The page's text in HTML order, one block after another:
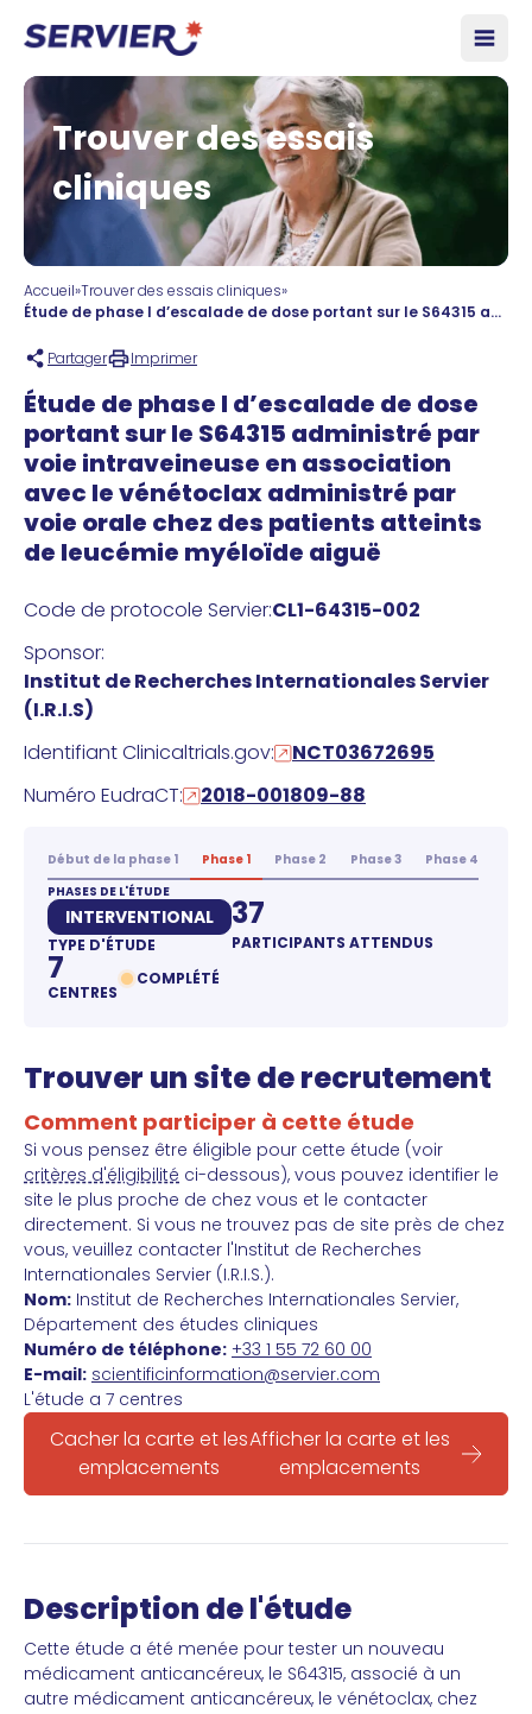
Trouver des essais
cliniques
Accueil»Trouver des essais cliniques»
Étude de phase I d’escalade de dose portant sur le S64315 administré par voie intraveineuse en association avec le vénétoclax administré par voie orale chez des patients atteints de leucémie myéloïde aiguë
Étude de phase I d’escalade de dose
portant sur le S64315 administré par
voie intraveineuse en association
avec le vénétoclax administré par
voie orale chez des patients atteints
de leucémie myéloïde aiguë
Partager Imprimer
Code de protocole Servier:CL1-64315-002
Sponsor:
Institut de Recherches Internationales Servier
(I.R.I.S)
Identifiant Clinicaltrials.gov:
NCT03672695
Numéro EudraCT:
2018-001809-88
Début de la phase 1 Phase 1 Phase 2 Phase 3
Phase 4
PHASES DE L'ÉTUDE
INTERVENTIONAL
TYPE D'ÉTUDE
37
PARTICIPANTS ATTENDUS
7
CENTRES
COMPLÉTÉ
Trouver un site de recrutement
Comment participer à cette étude
Si vous pensez être éligible pour cette étude (voir
critères d'éligibilité ci-dessous), vous pouvez identifier le
site le plus proche de chez vous et le contacter
directement. Si vous ne trouvez pas de site près de chez
vous, veuillez contacter l'Institut de Recherches
Internationales Servier (I.R.I.S.).
Nom: Institut de Recherches Internationales Servier,
Département des études cliniques
Numéro de téléphone: +33 1 55 72 60 00
E-mail: scientificinformation@servier.com
L'étude a 7 centres
Cacher la carte et les
emplacements
Afficher la carte et les
emplacements
Description de l'étude
Cette étude a été menée pour tester un nouveau
médicament anticancéreux, le S64315, associé à un
autre médicament anticancéreux, le vénétoclax, chez